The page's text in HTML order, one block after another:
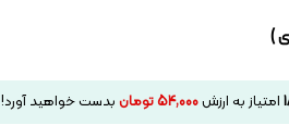
)
امتیاز به ارزش54,000تومان بدست خواهید آورد!